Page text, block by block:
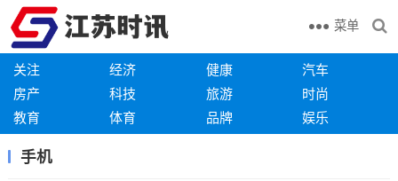
菜单
关注 经济 健康
汽车
房产
科技 旅游
时尚
教育
体育 品牌 娱乐
手机